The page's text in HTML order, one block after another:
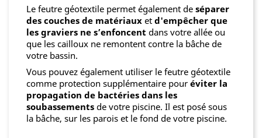
Le feutre géotextile permet également de séparer
des couches de matériaux et d'empêcher que
les graviers ne s’enfoncent dans votre allée ou
que les cailloux ne remontent contre la bâche de
votre bassin.
Vous pouvez également utiliser le feutre géotextile
comme protection supplémentaire pour éviter la
propagation de bactéries dans les
soubassements de votre piscine. Il est posé sous
la bâche, sur les parois et le fond de votre piscine.